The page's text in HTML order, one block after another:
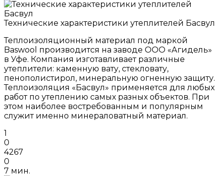
Технические характеристики утеплителей Басвул
Теплоизоляционный материал под маркой
Baswool производится на заводе ООО «Агидель»
в Уфе. Компания изготавливает различные
утеплители: каменную вату, стекловату,
пенополистирол, минеральную огненную защиту.
Теплоизоляция «Басвул» применяется для любых
работ по утеплению самых разных объектов. При
этом наиболее востребованным и популярным
служит именно минераловатный материал.
1
0
4267
0
7 мин.